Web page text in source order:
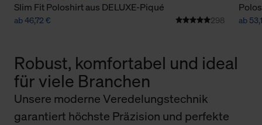
Slim Fit Poloshirt aus DELUXE-Piqué
ab 46,72 € 298 ab
Robust, komfortabel und ideal
für viele Branchen
Unsere moderne Veredelungstechnik
garantiert höchste Präzision und perfekte